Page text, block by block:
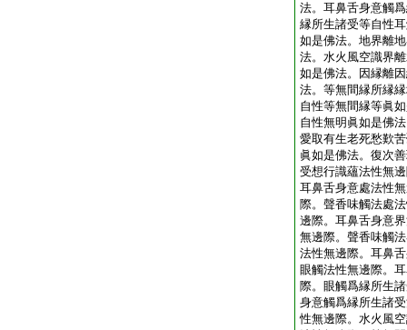
法。耳鼻舌身意觸
縁所生諸受等自性
如是佛法。地界離
法。水火風空識界
如是佛法。因縁離
法。等無間縁所縁
自性等無間縁等眞
自性無明眞如是佛
愛取有生老死愁歎
眞如是佛法。復次
受想行識蘊法性無
耳鼻舌身意處法性
際。聲香味觸法處
邊際。耳鼻舌身意
無邊際。聲香味觸
法性無邊際。耳鼻
眼觸法性無邊際。
際。眼觸爲縁所生
身意觸爲縁所生諸
性無邊際。水火風